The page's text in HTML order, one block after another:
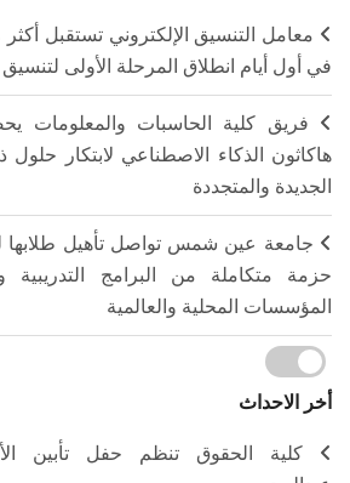
في أول أيام انطلاق المرحلة الأولى
فريق كلية الحاسبات والمعلومات
هاكاثون الذكاء الاصطناعي لابتكار
الجديدة والمتجددة
جامعة عين شمس تواصل تأهيل
حزمة متكاملة من البرامج
المؤسسات المحلية والعالمية
أخر الاحداث
كلية الحقوق تنظم حفل تأبين